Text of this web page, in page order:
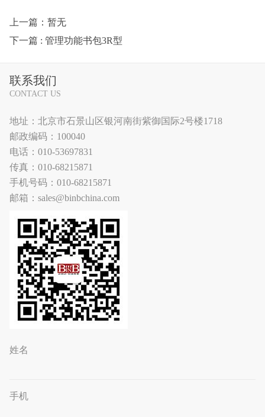
上一篇：暂无
下一篇 : 管理功能书包3R型
联系我们
CONTACT US
地址：北京市石景山区银河南街紫御国际2号楼1718
邮政编码：100040
电话：010-53697831
传真：010-68215871
手机号码：010-68215871
邮箱：sales@binbchina.com
姓名
手机